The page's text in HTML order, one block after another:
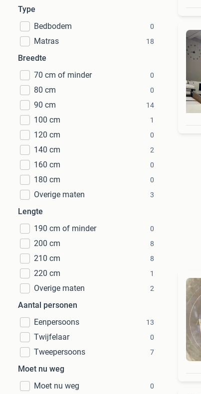
Type
Bedbodem
0
Matras 18
Breedte
70 cm of minder
0
80 cm 0
90 cm 14
100 cm 1
120 cm 0
140 cm 2
160 cm 0
180 cm 0
Overige maten 3
Lengte
190 cm of minder
0
200 cm 8
210 cm 8
220 cm 1
Overige maten 2
Aantal personen
Eenpersoons
13
Twijfelaar 0
Tweepersoons 7
Moet nu weg
Moet nu weg
0